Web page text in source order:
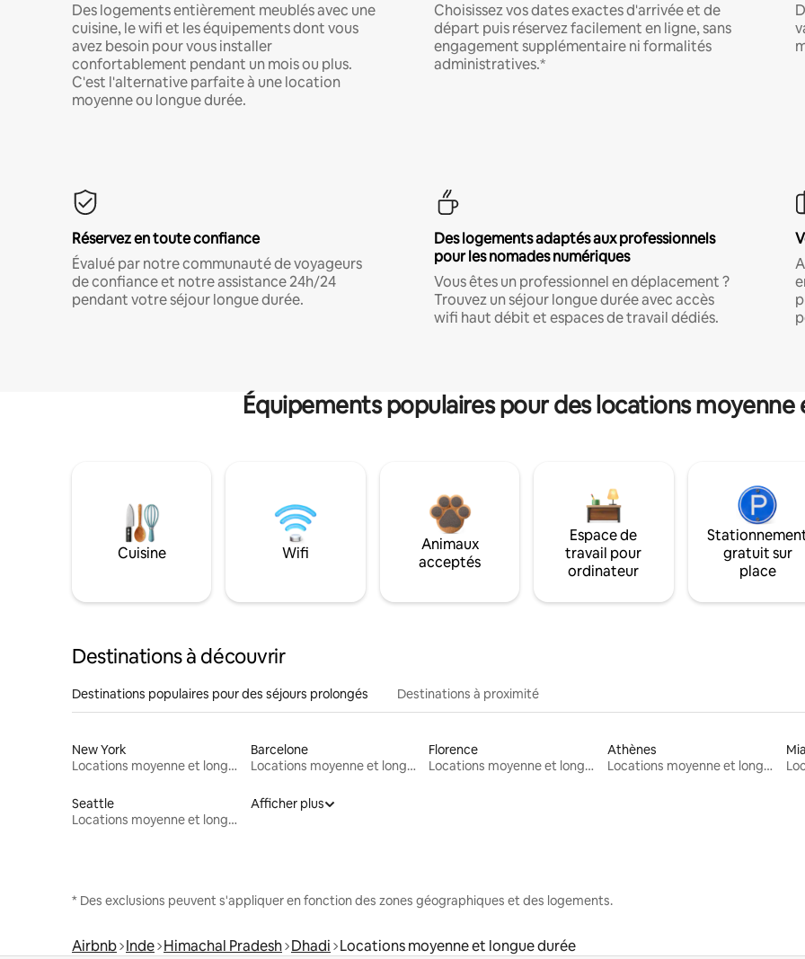
Des logements entièrement meublés avec une
cuisine, le wifi et les équipements dont vous
avez besoin pour vous installer
confortablement pendant un mois ou plus.
C'est l'alternative parfaite à une location
moyenne ou longue durée.
Choisissez vos dates exactes d'arrivée et de
départ puis réservez facilement en ligne, sans
engagement supplémentaire ni formalités
administratives.*
Réservez en toute confiance
Évalué par notre communauté de voyageurs
de confiance et notre assistance 24h/24
pendant votre séjour longue durée.
Des logements adaptés aux professionnels
pour les nomades numériques
Vous êtes un professionnel en déplacement ?
Trouvez un séjour longue durée avec accès
wifi haut débit et espaces de travail dédiés.
Équipements populaires pour des locations
Cuisine Wifi
Animaux
acceptés
Espace de
travail pour
ordinateur
gratuit sur
place
Destinations à découvrir
Destinations populaires pour des séjours prolongés Destinations à proximité
New York
Locations moyenne et longue durée
Barcelone
Locations moyenne et longue durée
Florence
Locations moyenne et longue durée
Athènes
Locations moyenne et longue durée
Seattle
Locations moyenne et longue durée
Afficher plus
* Des exclusions peuvent s'appliquer en fonction des zones géographiques et des logements.
Airbnb Inde Himachal Pradesh Dhadi Locations moyenne et longue durée